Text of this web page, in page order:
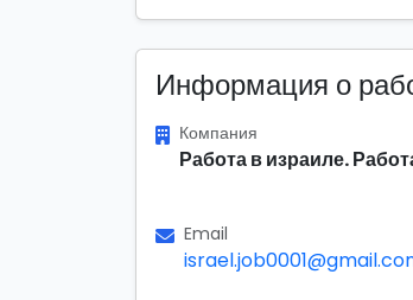
Информация о
Компания
Работа в израиле.
Email